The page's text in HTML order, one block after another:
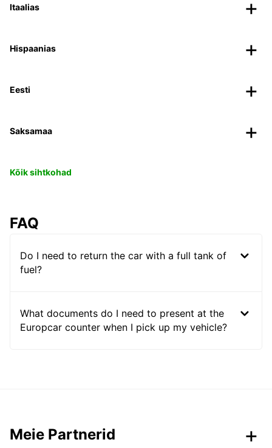
Itaalias
Hispaanias
Eesti
Saksamaa
Kõik sihtkohad
FAQ
Do I need to return the car with a full tank of
fuel?
What documents do I need to present at the
Europcar counter when I pick up my vehicle?
Meie Partnerid